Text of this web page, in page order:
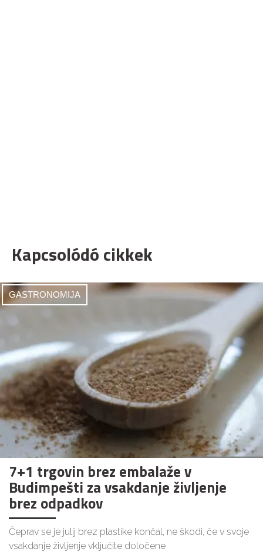
Kapcsolódó cikkek
GASTRONOMIJA
7+1 trgovin brez embalaže v
Budimpešti za vsakdanje življenje
brez odpadkov
Čeprav se je julij brez plastike končal, ne škodi, če v svoje
vsakdanje življenje vključite določene